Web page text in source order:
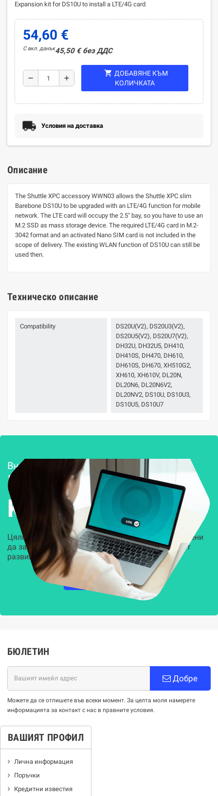
Expansion kit for DS10U to install a LTE/4G card
54,60 €
С вкл. данък45,50 € без ДДС
remove add
shopping_cart ДОБАВЯНЕ КЪМ
КОЛИЧКАТА
Условия на доставка
Описание
The Shuttle XPC accessory WWN03 allows the Shuttle XPC slim
Barebone DS10U to be upgraded with an LTE/4G function for mobile
network. The LTE card will occupy the 2.5" bay, so you have to use an
M.2 SSD as mass storage device. The required LTE/4G card in M.2-
3042 format and an activated Nano SIM card is not included in the
scope of delivery. The existing WLAN function of DS10U can still be
used then.
Техническо описание
Compatibility
DS20U(V2), DS20U3(V2),
DS20U5(V2), DS20U7(V2),
DH32U, DH32U5, DH410,
DH410S, DH470, DH610,
DH610S, DH670, XH510G2,
XH610, XH610V, DL20N,
DL20N6, DL20N6V2,
DL20NV2, DS10U, DS10U3,
DS10U5, DS10U7
Внедряване и поддръжка
Решения за
Kиберсигурност
Цялостни, задвижвани от AI решения, предназначени
да защитят всеки слой на вашата организация от
развиващите се киберзаплахи.
НАУЧЕТЕ ПОВЕЧЕ
БЮЛЕТИН
Добре
Можете да се отпишете във всеки момент. За целта моля намерете
информацията за контакт с нас в правните условия.
ВАШИЯТ ПРОФИЛ
Лична информация
Поръчки
Кредитни известия